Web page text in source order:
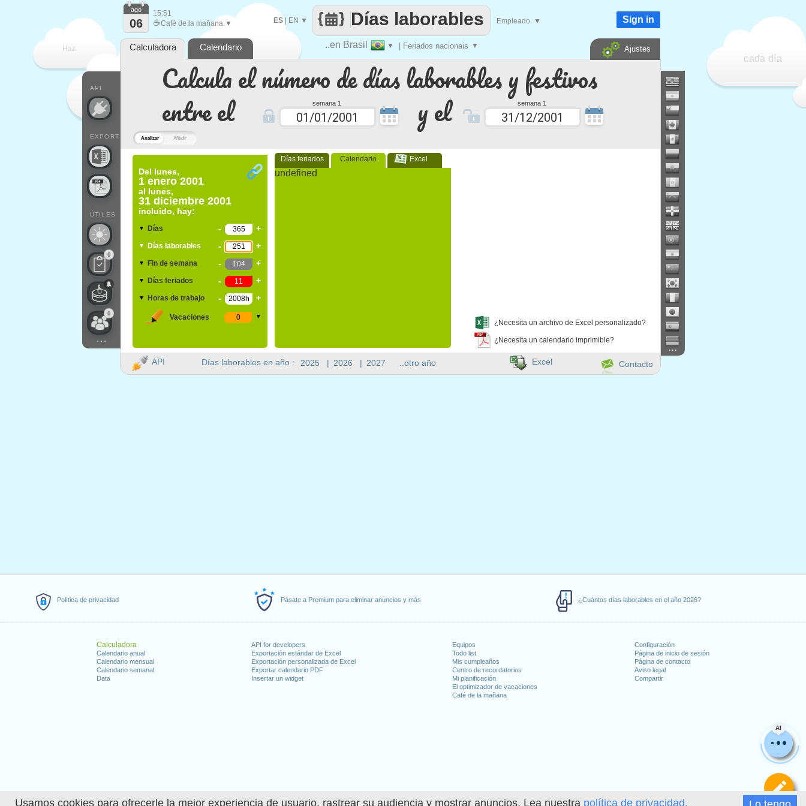
Usamos cookies para ofrecerle la mejor experiencia de usuario, rastrear su audiencia y mostrar anuncios. Lea nuestra política de privacidad.
Política de privacidad Pásate a Premium para eliminar anuncios y más ¿Cuántos días laborables en el año 2026?
Calculadora
Calendario anual
Calendario mensual
Calendario semanal
Data
API for developers
Exportación estándar de Excel
Exportación personalizada de Excel
Exportar calendario PDF
Insertar un widget
Equipos
Todo list
Mis cumpleaños
Centro de recordatorios
Mi planificación
El optimizador de vacaciones
Café de la mañana
Configuración
Página de inicio de sesión
Página de contacto
Aviso legal
Compartir
Analizar Añadir
Calcula el número de días laborables y festivos
entre el
semana 1 y el semana 1
Del lunes,
1 enero 2001
al lunes,
31 diciembre 2001
incluido, hay:
▼ Días - +
▼ Días laborables - +
▼ Fin de semana - +
▼ Días feriados - +
▼ Horas de trabajo - +
Vacaciones ▼
Días feriados Calendario Excel
undefined
¿Necesita un archivo de Excel personalizado?
¿Necesita un calendario imprimible?
AI
Haz
cada día
..en Brasil ▼ | Feriados nacionais ▼
Días laborables
ES| EN ▼ Empleado ▼
API
EXPORT
ÚTILES
0
0
...
ago
06
15:51
☕Café de la mañana ▼ Sign in
Calculadora Calendario Ajustes
Días laborables en año : 2025 | 2026 | 2027 ..otro año
...
API Contacto
Excel